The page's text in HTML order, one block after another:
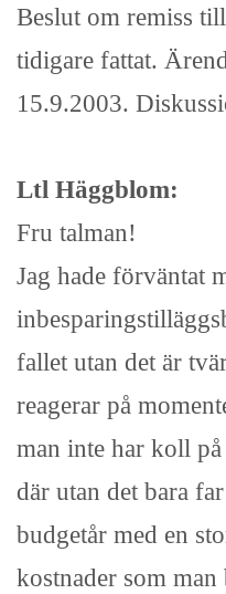
Beslut om remiss
tidigare fattat.
15.9.2003.
Ltl Häggblom:
Fru talman!
Jag hade förväntat
fallet utan det är
reagerar på
man inte har koll
där utan det bara
budgetår med en
kostnader som